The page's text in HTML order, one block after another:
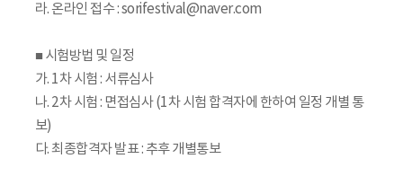
라. 온라인 접수 : sorifestival@naver.com
■ 시험방법 및 일정
가. 1차 시험 : 서류심사
나. 2차 시험 : 면접심사 (1차 시험 합격자에 한하여 일정 개별 통
보)
다. 최종합격자 발표 : 추후 개별통보